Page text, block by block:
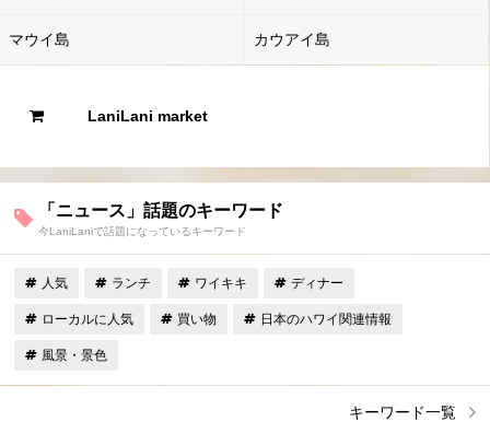
マウイ島 カウアイ島
LaniLani market
「ニュース」話題のキーワード
今LaniLaniで話題になっているキーワード
人気 ランチ ワイキキ ディナー
ローカルに人気 買い物 日本のハワイ関連情報
風景・景色
キーワード一覧